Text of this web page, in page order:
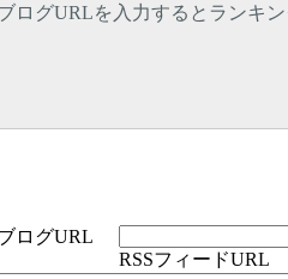
ログURLを入力するとランキ
ログURL
RSSフィードURL